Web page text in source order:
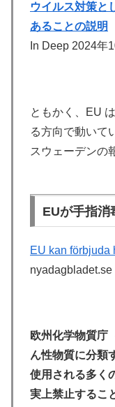
ウイルス対策と
あることの説明
In Deep 2024年
ともかく、EU
る方向で動いて
スウェーデンの
EUが手指消
EU kan förbjuda
nyadagbladet.se
欧州化学物質庁
ん性物質に分類
使用される多く
実上禁止するこ